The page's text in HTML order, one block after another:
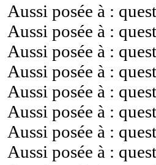
Aussi posée à :
Aussi posée à :
Aussi posée à :
Aussi posée à :
Aussi posée à :
Aussi posée à :
Aussi posée à :
Aussi posée à :